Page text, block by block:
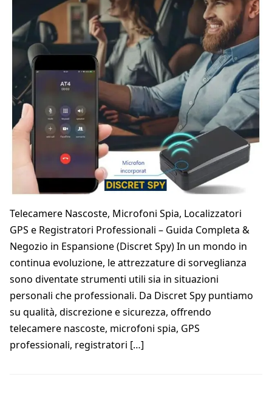
Telecamere Nascoste, Microfoni Spia, Localizzatori
GPS e Registratori Professionali – Guida Completa &
Negozio in Espansione (Discret Spy) In un mondo in
continua evoluzione, le attrezzature di sorveglianza
sono diventate strumenti utili sia in situazioni
personali che professionali. Da Discret Spy puntiamo
su qualità, discrezione e sicurezza, offrendo
telecamere nascoste, microfoni spia, GPS
professionali, registratori […]